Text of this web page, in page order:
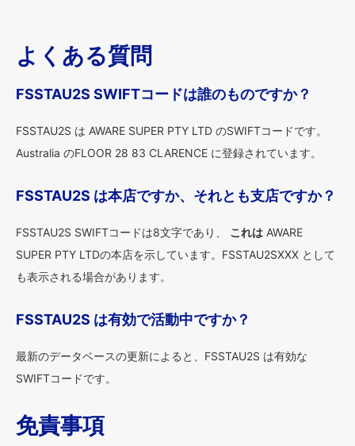
よくある質問
FSSTAU2S SWIFTコードは誰のものですか？
FSSTAU2S は AWARE SUPER PTY LTD のSWIFTコードです。
Australia のFLOOR 28 83 CLARENCE に登録されています。
FSSTAU2S は本店ですか、それとも支店ですか？
FSSTAU2S SWIFTコードは8文字であり、 これは AWARE
SUPER PTY LTDの本店を示しています。FSSTAU2SXXX として
も表示される場合があります。
FSSTAU2S は有効で活動中ですか？
最新のデータベースの更新によると、FSSTAU2S は有効な
SWIFTコードです。
免責事項